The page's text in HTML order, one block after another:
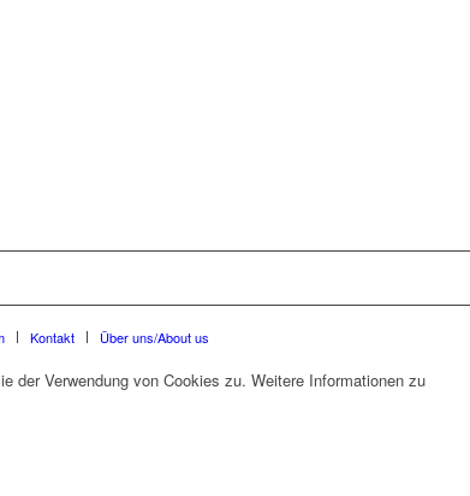
Kontakt Über uns/About us
der Verwendung von Cookies zu. Weitere Informationen zu